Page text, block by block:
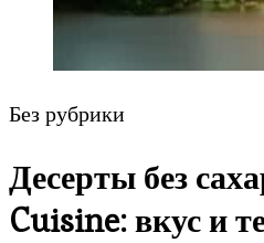
Без рубрики
Десерты без
Cuisine: вкус и